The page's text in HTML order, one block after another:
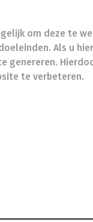
om deze te
Als u
te verbeteren.